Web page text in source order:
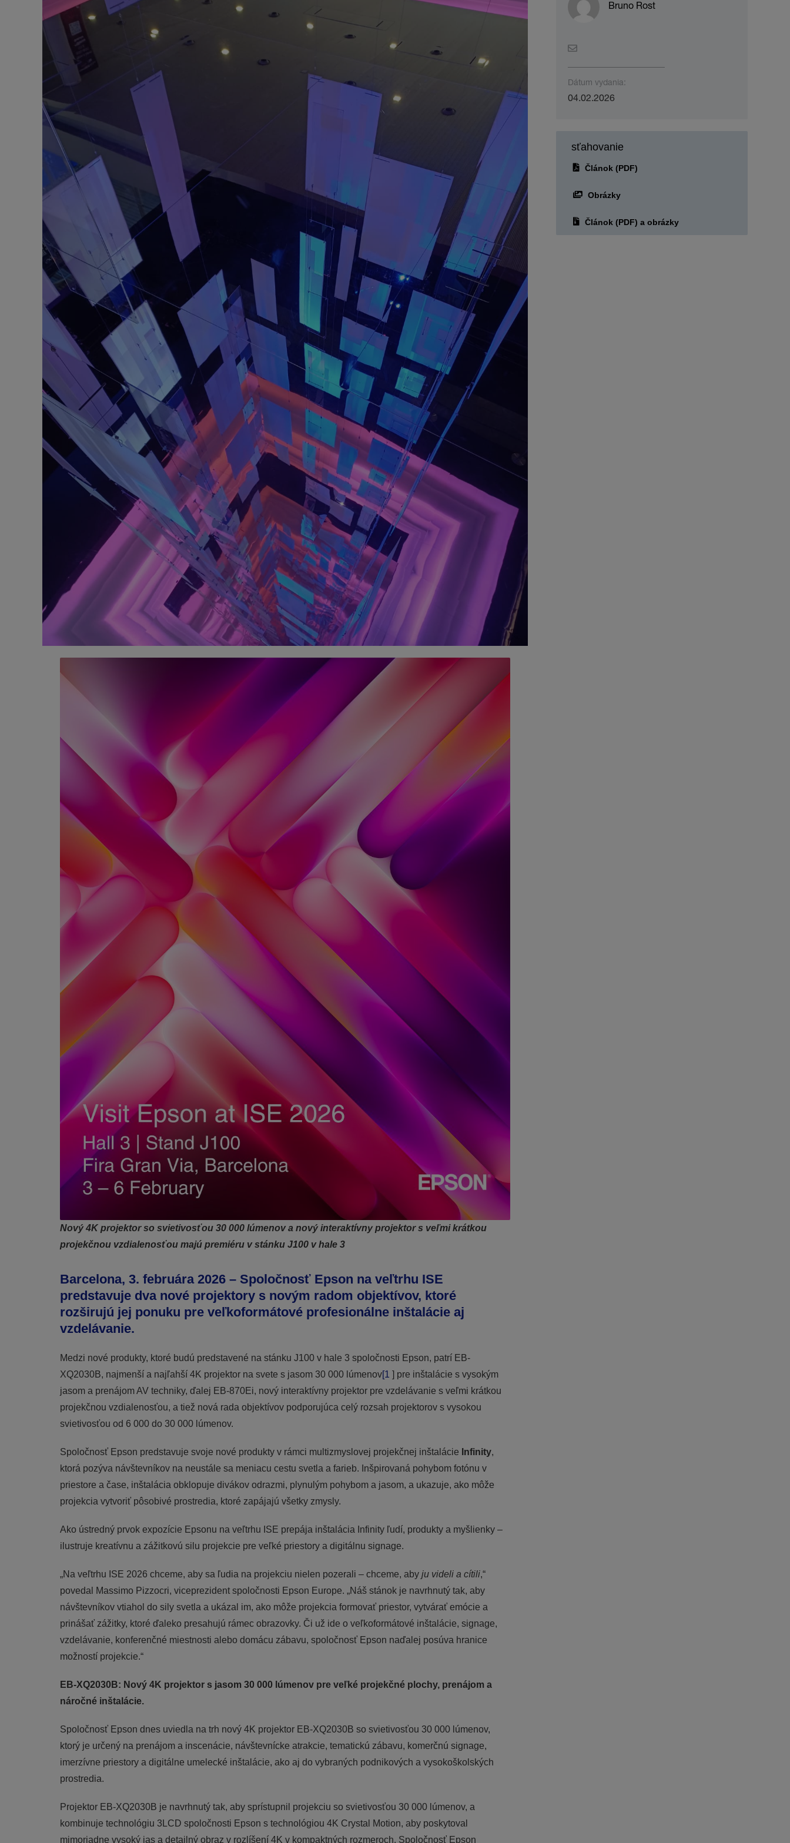
Nový 4K projektor so svietivosťou 30 000 lúmenov a nový interaktívny projektor s veľmi krátkou
projekčnou vzdialenosťou majú premiéru v stánku J100 v hale 3
Barcelona, 3. februára 2026 – Spoločnosť Epson na veľtrhu ISE
predstavuje dva nové projektory s novým radom objektívov, ktoré
rozširujú jej ponuku pre veľkoformátové profesionálne inštalácie aj
vzdelávanie.
Medzi nové produkty, ktoré budú predstavené na stánku J100 v hale 3 spoločnosti Epson, patrí EB-
XQ2030B, najmenší a najľahší 4K projektor na svete s jasom 30 000 lúmenov[1 ] pre inštalácie s vysokým
jasom a prenájom AV techniky, ďalej EB‑870Ei, nový interaktívny projektor pre vzdelávanie s veľmi krátkou
projekčnou vzdialenosťou, a tiež nová rada objektívov podporujúca celý rozsah projektorov s vysokou
svietivosťou od 6 000 do 30 000 lúmenov.
Spoločnosť Epson predstavuje svoje nové produkty v rámci multizmyslovej projekčnej inštalácie Infinity,
ktorá pozýva návštevníkov na neustále sa meniacu cestu svetla a farieb. Inšpirovaná pohybom fotónu v
priestore a čase, inštalácia obklopuje divákov odrazmi, plynulým pohybom a jasom, a ukazuje, ako môže
projekcia vytvoriť pôsobivé prostredia, ktoré zapájajú všetky zmysly.
Ako ústredný prvok expozície Epsonu na veľtrhu ISE prepája inštalácia Infinity ľudí, produkty a myšlienky –
ilustruje kreatívnu a zážitkovú silu projekcie pre veľké priestory a digitálnu signage.
„Na veľtrhu ISE 2026 chceme, aby sa ľudia na projekciu nielen pozerali – chceme, aby ju videli a cítili,“
povedal Massimo Pizzocri, viceprezident spoločnosti Epson Europe. „Náš stánok je navrhnutý tak, aby
návštevníkov vtiahol do sily svetla a ukázal im, ako môže projekcia formovať priestor, vytvárať emócie a
prinášať zážitky, ktoré ďaleko presahujú rámec obrazovky. Či už ide o veľkoformátové inštalácie, signage,
vzdelávanie, konferenčné miestnosti alebo domácu zábavu, spoločnosť Epson naďalej posúva hranice
možností projekcie.“
EB-XQ2030B: Nový 4K projektor s jasom 30 000 lúmenov pre veľké projekčné plochy, prenájom a
náročné inštalácie.
Spoločnosť Epson dnes uviedla na trh nový 4K projektor EB-XQ2030B so svietivosťou 30 000 lúmenov,
ktorý je určený na prenájom a inscenácie, návštevnícke atrakcie, tematickú zábavu, komerčnú signage,
imerzívne priestory a digitálne umelecké inštalácie, ako aj do vybraných podnikových a vysokoškolských
prostredia.
Projektor EB-XQ2030B je navrhnutý tak, aby sprístupnil projekciu so svietivosťou 30 000 lúmenov, a
kombinuje technológiu 3LCD spoločnosti Epson s technológiou 4K Crystal Motion, aby poskytoval
mimoriadne vysoký jas a detailný obraz v rozlíšení 4K v kompaktných rozmeroch. Spoločnosť Epson
Bruno Rost
Dátum vydania:
04.02.2026
sťahovanie
Článok (PDF)
Obrázky
Článok (PDF) a obrázky